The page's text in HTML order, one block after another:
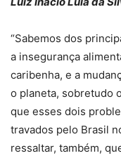
“Sabemos dos
a insegurança
caribenha, e a
o planeta, sobretudo
que esses dois
travados pelo Brasil
ressaltar, também,